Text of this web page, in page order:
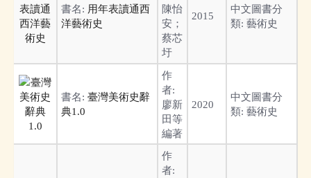
書名: 用年表讀通西
洋藝術史
陳怡
安；
蔡芯
圩
2015
中文圖書分
類: 藝術史
書名: 臺灣美術史辭
典1.0
作
者:
廖新
田等
編著
2020
中文圖書分
類: 藝術史
作
者: